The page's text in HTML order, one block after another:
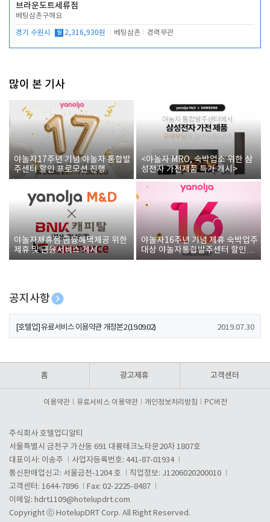
브라운도트세류점
베팅삼촌구해요
경기 수원시 월 2,316,930원 베팅삼촌 경력무관
많이 본 기사
야놀자17주년 기념 야놀자 통합발
주센터 할인 프로모션 진행
<야놀자 MRO, 숙박업소 위한 삼
성전자 가전제품 특가 개시>
야놀자제휴점 금융혜택제공 위한
제휴 및 금융서비스 게시
야놀자16주년 기념 제휴 숙박업주
대상 야놀자통합발주센터 할인쿠
폰 증정
공지사항
[호텔업] 개인정보 처리방침 개정본1 (19.09.02)
[호텔업] 유료서비스 이용약관 개정본2 (19.09.02) 2019.07.30
홈 광고제휴 고객센터
이용약관 유료서비스 이용약관 개인정보처리방침 PC버전
주식회사 호텔업디알티
서울특별시 금천구 가산동 691 대륭테크노타운20차 1807호
대표이사: 이송주
사업자등록번호: 441-87-01934
통신판매업신고: 서울금천-1204 호
직업정보: J1206020200010
고객센터: 1644-7896
Fax: 02-2225-8487
이메일: hdrt1109@hotelupdrt.com
Copyright ⓒ HotelupDRT Corp. All Right Reserved.